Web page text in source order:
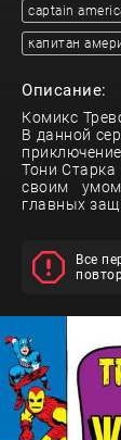
captain
капитан
Описание:
Комикс
В данной
Тони Старка
своим
главных
Все